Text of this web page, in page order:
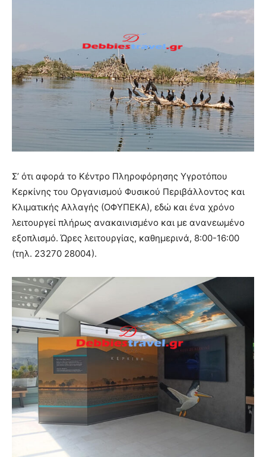
Σ’ ότι αφορά το Κέντρο Πληροφόρησης Υγροτόπου
Κερκίνης του Οργανισμού Φυσικού Περιβάλλοντος και
Κλιματικής Αλλαγής (ΟΦΥΠΕΚΑ), εδώ και ένα χρόνο
λειτουργεί πλήρως ανακαινισμένο και με ανανεωμένο
εξοπλισμό. Ώρες λειτουργίας, καθημερινά, 8:00-16:00
(τηλ. 23270 28004).